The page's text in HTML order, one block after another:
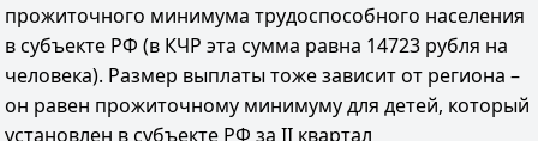
прожиточного минимума трудоспособного населения
в субъекте РФ (в КЧР эта сумма равна 14723 рубля на
человека). Размер выплаты тоже зависит от региона –
он равен прожиточному минимуму для детей, который
установлен в субъекте РФ за II квартал